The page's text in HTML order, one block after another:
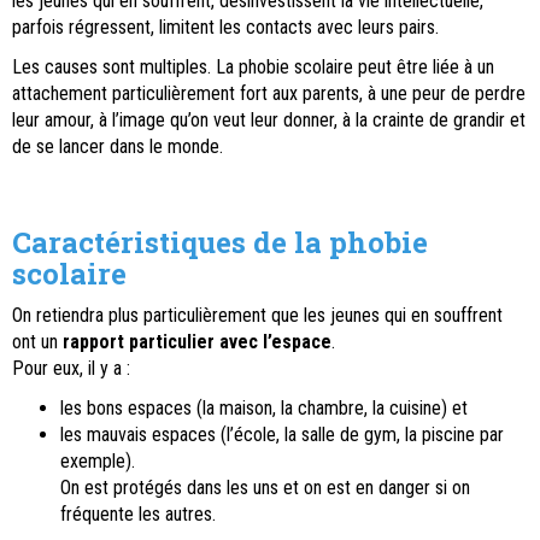
parfois régressent, limitent les contacts avec leurs pairs.
Les causes sont multiples. La phobie scolaire peut être liée à un
attachement particulièrement fort aux parents, à une peur de perdre
leur amour, à l’image qu’on veut leur donner, à la crainte de grandir et
de se lancer dans le monde.
Caractéristiques de la phobie
scolaire
On retiendra plus particulièrement que les jeunes qui en souffrent
ont un rapport particulier avec l’espace.
Pour eux, il y a :
les bons espaces (la maison, la chambre, la cuisine) et
les mauvais espaces (l’école, la salle de gym, la piscine par
exemple).
On est protégés dans les uns et on est en danger si on
fréquente les autres.